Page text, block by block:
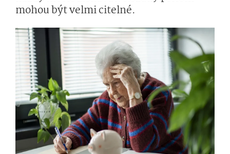
mohou být velmi citelné.